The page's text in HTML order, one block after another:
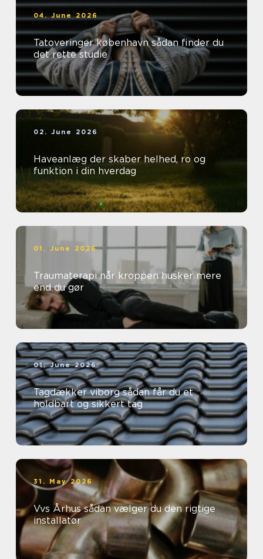
04. June 2026
Tatoveringer københavn sådan finder du
det rette studie
02. June 2026
Haveanlæg der skaber helhed, ro og
funktion i din hverdag
01. June 2026
Traumaterapi når kroppen husker mere
end du gør
01. June 2026
Tagdækker viborg sådan får du et
holdbart og sikkert tag
31. May 2026
Vvs Århus sådan vælger du den rigtige
installatør